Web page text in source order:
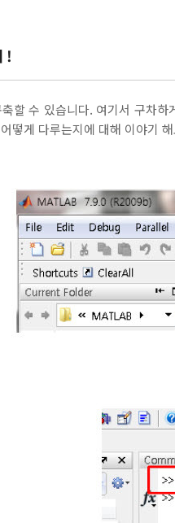
!
할 수 있습니다. 여기서 구차
떻게 다루는지에 대해 이야기